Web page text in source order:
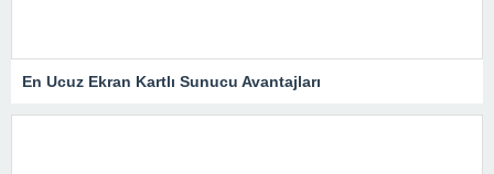
En Ucuz Ekran Kartlı Sunucu Avantajları